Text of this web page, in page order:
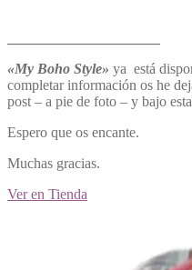
«My Boho Style» ya está
completar información os he
post – a pie de foto – y bajo
Espero que os encante.
Muchas gracias.
Ver en Tienda